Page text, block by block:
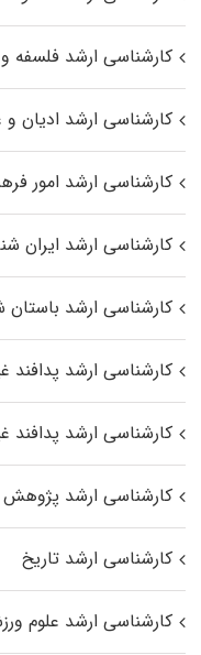
کارشناسی ارشد فلسفه
کارشناسی ارشد ادیان
کارشناسی ارشد امور
کارشناسی ارشد ایران
کارشناسی ارشد
کارشناسی ارشد پدافند
کارشناسی ارشد پدافند
کارشناسی ارشد پژوهش
کارشناسی ارشد تاریخ
کارشناسی ارشد علوم